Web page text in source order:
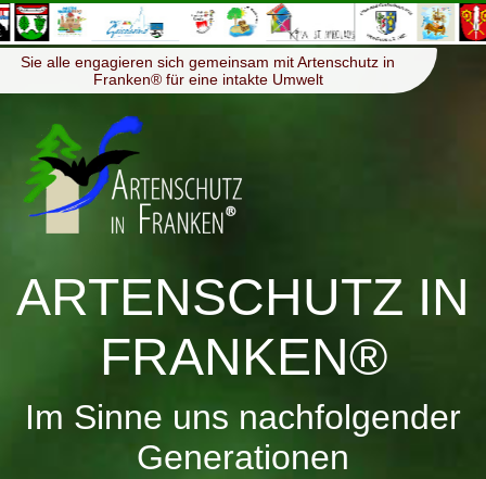
Menü ≡
Sie alle engagieren sich gemeinsam mit Artenschutz in
Franken® für eine intakte Umwelt
ARTENSCHUTZ IN
FRANKEN®
Im Sinne uns nachfolgender
Generationen